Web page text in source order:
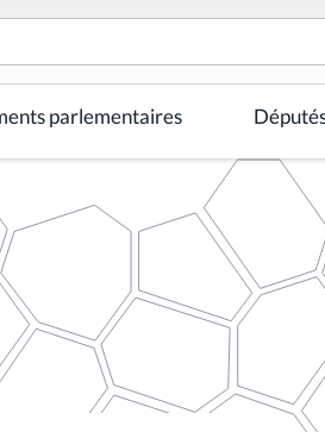
parlementaires